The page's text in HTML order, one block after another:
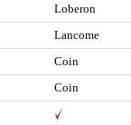
Loberon
Lancome
Coin
Coin